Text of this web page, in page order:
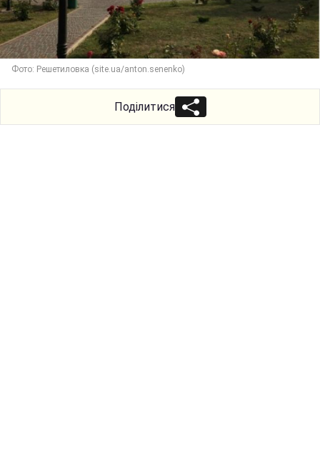
Фото: Решетиловка (site.ua/anton.senenko)
Поділитися